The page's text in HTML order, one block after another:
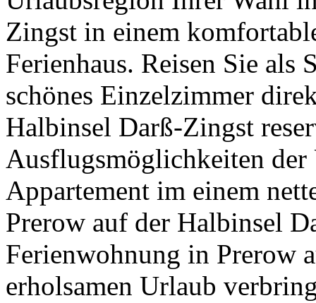
Zingst in einem
Ferienhaus. Reisen Sie als
schönes Einzelzimmer
Halbinsel Darß-Zingst
Ausflugsmöglichkeiten der
Appartement im einem
Prerow auf der Halbinsel
Ferienwohnung in Prerow
erholsamen Urlaub